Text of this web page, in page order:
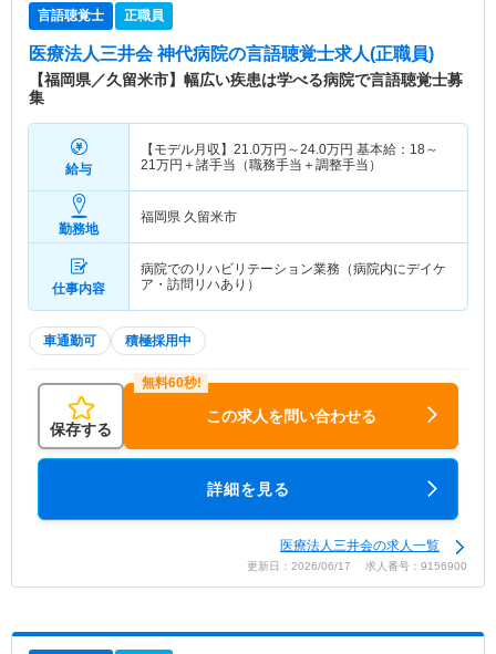
言語聴覚士 正職員
医療法人三井会 神代病院の言語聴覚士求人(正職員)
【福岡県／久留米市】幅広い疾患は学べる病院で言語聴覚士募
集
給与
【モデル月収】 21.0万円～24.0万円 基本給：18～
21万円＋諸手当（職務手当＋調整手当）
勤務地
福岡県 久留米市
仕事内容
病院でのリハビリテーション業務（病院内にデイケ
ア・訪問リハあり）
車通勤可 積極採用中
保存する
この求人を問い合わせる
詳細を見る
医療法人三井会の求人一覧
更新日：2026/06/17 求人番号：9156900